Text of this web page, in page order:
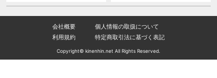
会社概要
個人情報の取扱について
利用規約
特定商取引法に基づく表記
Copyright© kinenhin.net All Rights Reserved.